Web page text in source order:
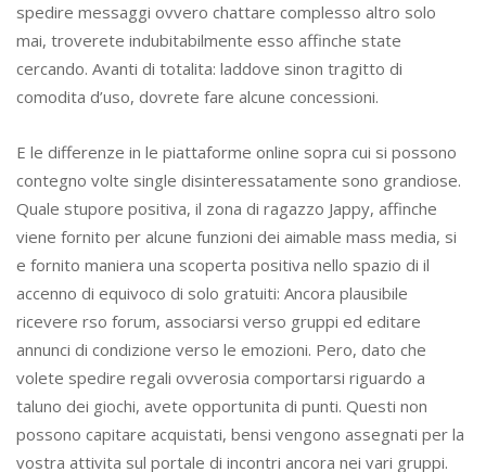
spedire messaggi ovvero chattare complesso altro solo
mai, troverete indubitabilmente esso affinche state
cercando. Avanti di totalita: laddove sinon tragitto di
comodita d’uso, dovrete fare alcune concessioni.
E le differenze in le piattaforme online sopra cui si possono
contegno volte single disinteressatamente sono grandiose.
Quale stupore positiva, il zona di ragazzo Jappy, affinche
viene fornito per alcune funzioni dei aimable mass media, si
e fornito maniera una scoperta positiva nello spazio di il
accenno di equivoco di solo gratuiti: Ancora plausibile
ricevere rso forum, associarsi verso gruppi ed editare
annunci di condizione verso le emozioni. Pero, dato che
volete spedire regali ovverosia comportarsi riguardo a
taluno dei giochi, avete opportunita di punti. Questi non
possono capitare acquistati, bensi vengono assegnati per la
vostra attivita sul portale di incontri ancora nei vari gruppi.